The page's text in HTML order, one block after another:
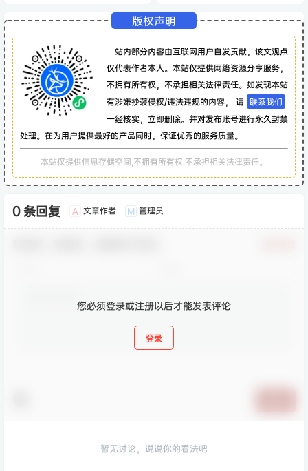
版权声明
站内部分内容由互联网用户自发贡献，该文观点
仅代表作者本人。本站仅提供网络资源分享服务，
不拥有所有权，不承担相关法律责任。如发现本站
有涉嫌抄袭侵权/违法违规的内容， 请 联系我们
一经核实，立即删除。并对发布账号进行永久封禁
处理。在为用户提供最好的产品同时，保证优秀的服务质量。
本站仅提供信息存储空间,不拥有所有权,不承担相关法律责任。
0 条回复 A 文章作者 M 管理员
您必须登录或注册以后才能发表评论
登录
暂无讨论，说说你的看法吧